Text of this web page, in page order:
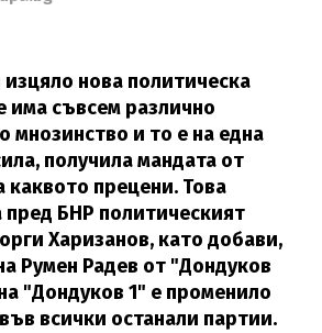
нова политическа
има съвсем различно
мнозинство и то е на една
получила мандата от
каквото прецени. Това
пред БНР политическият
Харизанов, като добави,
Румен Радев от "Дондуков
"Дондуков 1" е променило
всички останали партии.